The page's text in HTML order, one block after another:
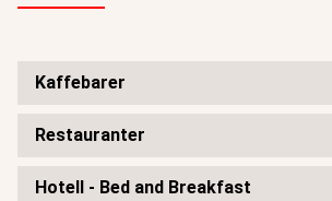
Kaffebarer
Restauranter
Hotell - Bed and Breakfast